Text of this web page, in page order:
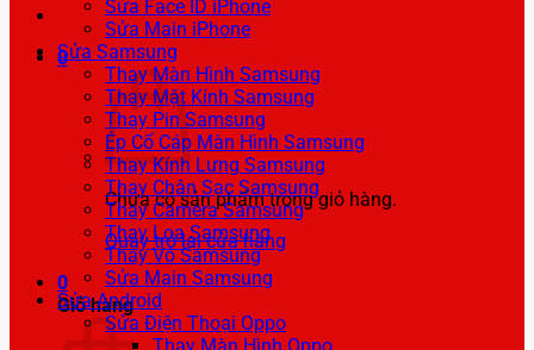
0
Chưa có sản phẩm trong giỏ hàng.
Quay trở lại cửa hàng
0
Giỏ hàng
Sửa Face ID iPhone
Sửa Main iPhone
Sửa Samsung
Thay Màn Hình Samsung
Thay Mặt Kính Samsung
Thay Pin Samsung
Ép Cổ Cáp Màn Hình Samsung
Thay Kính Lưng Samsung
Thay Chân Sạc Samsung
Thay Camera Samsung
Thay Loa Samsung
Thay Vỏ Samsung
Sửa Main Samsung
Sửa Android
Sửa Điện Thoại Oppo